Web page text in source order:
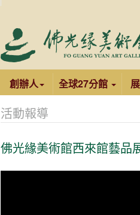
創辦人 全球27分館
活動報導
佛光緣美術館西來館藝品